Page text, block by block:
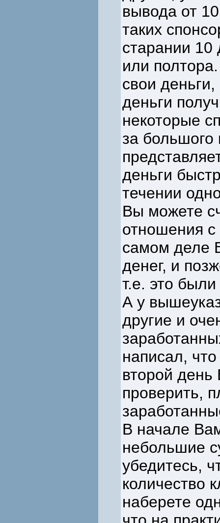
вывода от
таких
старании 10
или
свои
деньги
некоторые
за большого
деньги
течении
Вы можете
отношения с
самом деле
денег, и
т.е. это
А у
другие и
написал,
второй день
проверить,
В начале
небольшие
убедитесь,
количество
наберете